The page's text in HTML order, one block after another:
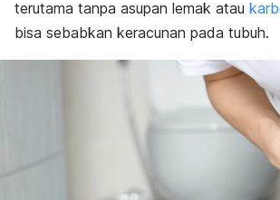
terutama tanpa asupan lemak atau
bisa sebabkan keracunan pada tubuh.